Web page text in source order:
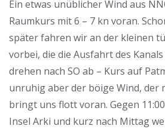
Ein etwas unüblicher Wind aus
Raumkurs mit 6 – 7 kn voran.
später fahren wir an der kleinen
vorbei, die die Ausfahrt des
drehen nach SO ab – Kurs auf
unruhig aber der böige Wind, der
bringt uns flott voran. Gegen
Insel Arki und kurz nach Mittag